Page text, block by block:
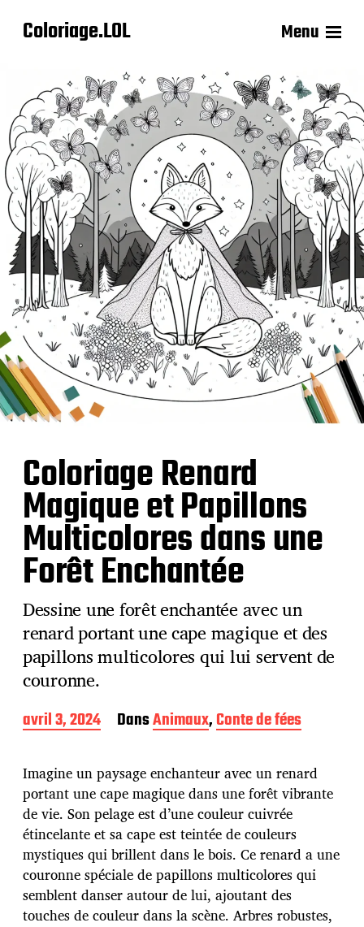
Coloriage.LOL Menu
Coloriage Renard
Magique et Papillons
Multicolores dans une
Forêt Enchantée
Dessine une forêt enchantée avec un
renard portant une cape magique et des
papillons multicolores qui lui servent de
couronne.
D
a
e
d
e
p
u
b
l
i
c
a
avril 3, 2024 DansAnimaux,Conte de fées
Imagine un paysage enchanteur avec un renard
portant une cape magique dans une forêt vibrante
de vie. Son pelage est d’une couleur cuivrée
étincelante et sa cape est teintée de couleurs
mystiques qui brillent dans le bois. Ce renard a une
couronne spéciale de papillons multicolores qui
semblent danser autour de lui, ajoutant des
touches de couleur dans la scène. Arbres robustes,